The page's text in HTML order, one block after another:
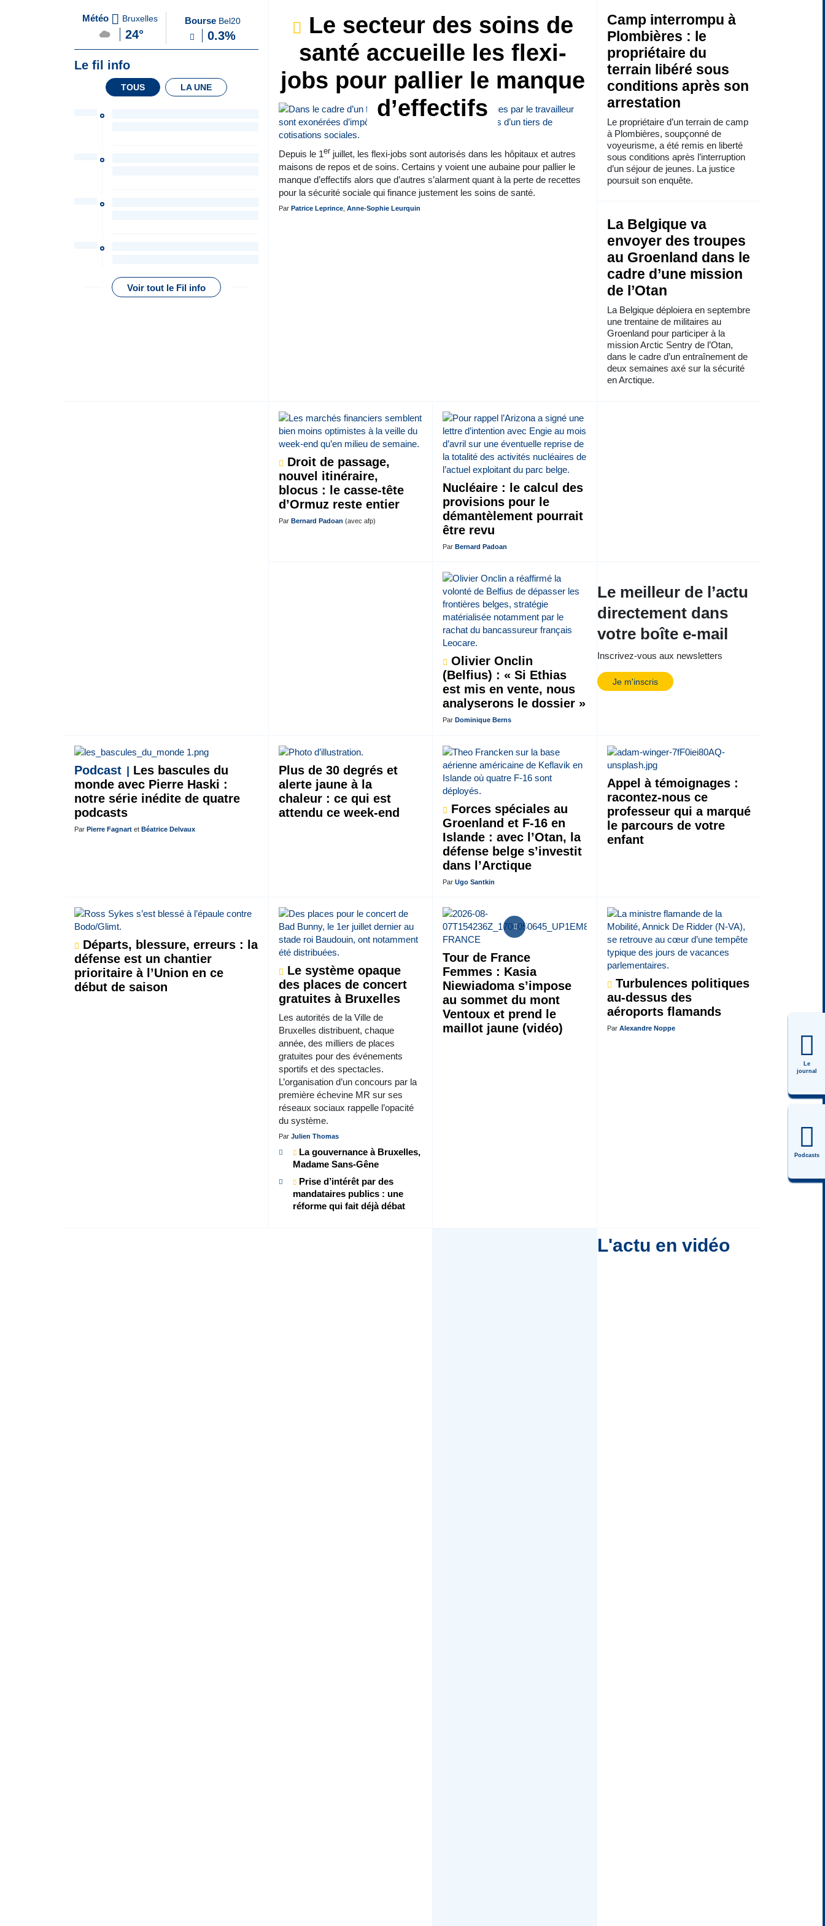
Le
journal
Podcasts
du Soir
Une
Le secteur des soins de
santé accueille les flexi-
jobs pour pallier le manque
d’effectifs
Depuis le 1er juillet, les flexi-jobs sont autorisés dans les hôpitaux et autres
maisons de repos et de soins. Certains y voient une aubaine pour pallier le
manque d’effectifs alors que d’autres s’alarment quant à la perte de recettes
pour la sécurité sociale qui finance justement les soins de santé.
Par Patrice Leprince, Anne-Sophie Leurquin
Camp interrompu à
Plombières : le
propriétaire du
terrain libéré sous
conditions après son
arrestation
Le propriétaire d’un terrain de camp
à Plombières, soupçonné de
voyeurisme, a été remis en liberté
sous conditions après l’interruption
d’un séjour de jeunes. La justice
poursuit son enquête.
La Belgique va
envoyer des troupes
au Groenland dans le
cadre d’une mission
de l’Otan
La Belgique déploiera en septembre
une trentaine de militaires au
Groenland pour participer à la
mission Arctic Sentry de l’Otan,
dans le cadre d’un entraînement de
deux semaines axé sur la sécurité
en Arctique.
Droit de passage,
nouvel itinéraire,
blocus : le casse-tête
d’Ormuz reste entier
Par Bernard Padoan (avec afp)
Nucléaire : le calcul des
provisions pour le
démantèlement pourrait
être revu
ParBernard Padoan
Olivier Onclin
(Belfius) : « Si Ethias
est mis en vente, nous
analyserons le dossier »
ParDominique Berns
Météo Bruxelles
24°
Bourse Bel20
0.3%
Le fil info
LA UNE
TOUS
Voir tout le Fil info
Le meilleur de l’actu
directement dans
votre boîte e-mail
Inscrivez-vous aux newsletters
Je m'inscris
Podcast
Les bascules du
monde avec Pierre Haski :
notre série inédite de quatre
podcasts
Par Pierre Fagnartet Béatrice Delvaux
Plus de 30 degrés et
alerte jaune à la
chaleur : ce qui est
attendu ce week-end
Forces spéciales au
Groenland et F-16 en
Islande : avec l’Otan, la
défense belge s’investit
dans l’Arctique
ParUgo Santkin
Appel à témoignages :
racontez-nous ce
professeur qui a marqué
le parcours de votre
enfant
Départs, blessure, erreurs : la
défense est un chantier
prioritaire à l’Union en ce
début de saison
Le système opaque
des places de concert
gratuites à Bruxelles
Les autorités de la Ville de
Bruxelles distribuent, chaque
année, des milliers de places
gratuites pour des événements
sportifs et des spectacles.
L’organisation d’un concours par la
première échevine MR sur ses
réseaux sociaux rappelle l’opacité
du système.
Par Julien Thomas
La gouvernance à Bruxelles,
Madame Sans-Gêne
Prise d’intérêt par des
mandataires publics : une
réforme qui fait déjà débat
Tour de France
Femmes : Kasia
Niewiadoma s’impose
au sommet du mont
Ventoux et prend le
maillot jaune (vidéo)
Turbulences politiques
au-dessus des
aéroports flamands
Par Alexandre Noppe
L'actu en vidéo